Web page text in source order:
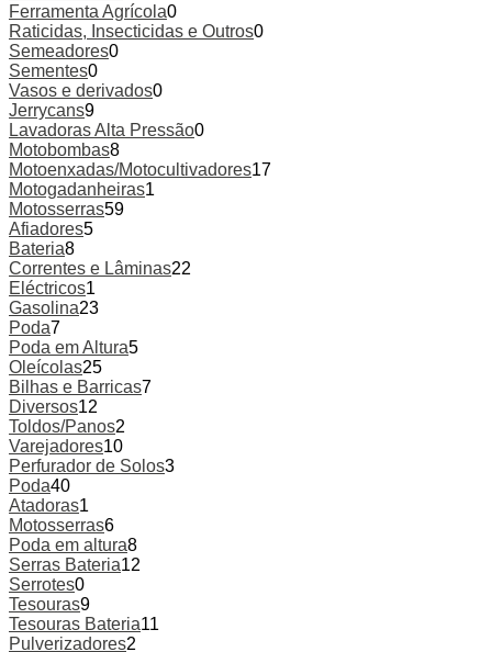
Ferramenta Agrícola0
Raticidas, Insecticidas e Outros0
Semeadores0
Sementes0
Vasos e derivados0
Jerrycans9
Lavadoras Alta Pressão0
Motobombas8
Motoenxadas/Motocultivadores17
Motogadanheiras1
Motosserras59
Afiadores5
Bateria8
Correntes e Lâminas22
Eléctricos1
Gasolina23
Poda7
Poda em Altura5
Oleícolas25
Bilhas e Barricas7
Diversos12
Toldos/Panos2
Varejadores10
Perfurador de Solos3
Poda40
Atadoras1
Motosserras6
Poda em altura8
Serras Bateria12
Serrotes0
Tesouras9
Tesouras Bateria11
Pulverizadores2